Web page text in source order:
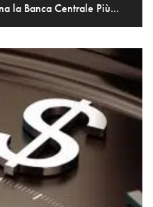
la Banca Centrale Più...